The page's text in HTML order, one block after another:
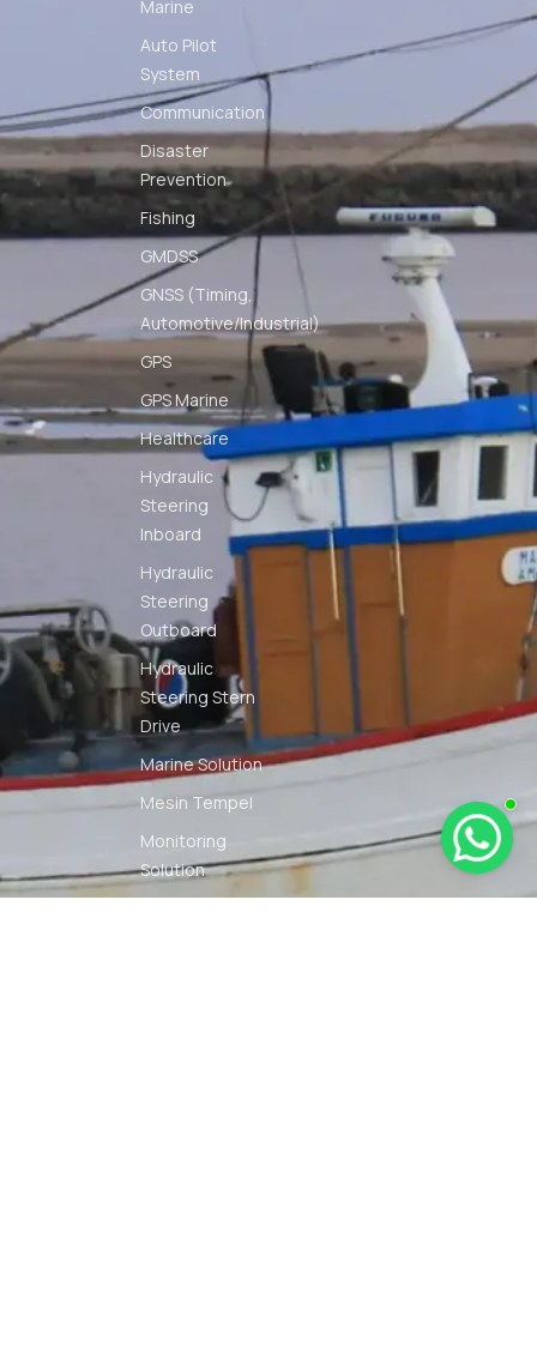
Marine
Auto Pilot
System
Communication
Disaster
Prevention
Fishing
GMDSS
GNSS (Timing,
Automotive/Industrial)
GPS
GPS Marine
Healthcare
Hydraulic
Steering
Inboard
Hydraulic
Steering
Outboard
Hydraulic
Steering Stern
Drive
Marine Solution
Mesin Tempel
Monitoring
Solution